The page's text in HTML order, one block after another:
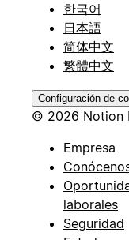
한국어
日本語
简体中文
繁體中文
Configuración de
© 2026 Notion
Empresa
laborales
Seguridad